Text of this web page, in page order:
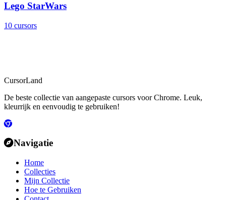
Lego StarWars
10 cursors
CursorLand
De beste collectie van aangepaste cursors voor Chrome. Leuk,
kleurrijk en eenvoudig te gebruiken!
Navigatie
Home
Collecties
Mijn Collectie
Hoe te Gebruiken